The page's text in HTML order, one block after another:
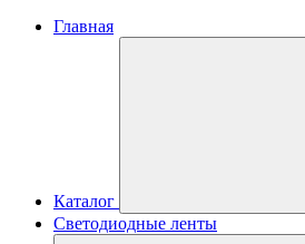
Главная
Каталог
Светодиодные ленты